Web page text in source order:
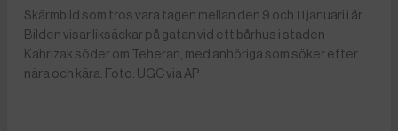
Skärmbild som tros vara tagen mellan den 9 och 11 januari i år.
Bilden visar liksäckar på gatan vid ett bårhus i staden
Kahrizak söder om Teheran, med anhöriga som söker efter
nära och kära. Foto: UGC via AP